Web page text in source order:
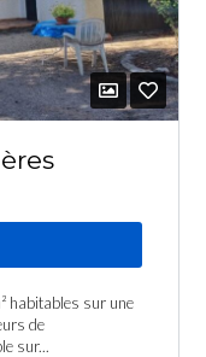
habitables sur une
de
sur...